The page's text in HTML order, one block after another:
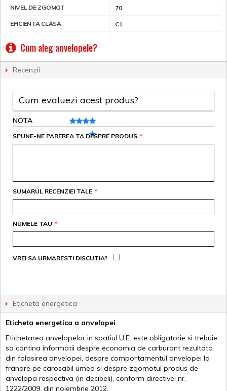
NIVEL DE ZGOMOT 70
EFICIENTA CLASA C1
Cum aleg anvelopele?
Recenzii
Cum evaluezi acest produs?
NOTA
*
SPUNE-NE PAREREA TA DESPRE PRODUS
*
SUMARUL RECENZIEI TALE
*
NUMELE TAU
VREI SA URMARESTI DISCUTIA?
Eticheta energetica
Eticheta energetica a anvelopei
Etichetarea anvelopelor in spatiul U.E. este obligatorie si trebuie
sa contina informatii despre economia de carburant rezultata
din folosirea anvelopei, despre comportamentul anvelopei la
franare pe carosabil umed si despre zgomotul produs de
anvelopa respectiva (in decibeli), conform directivei nr.
1222/2009, din noiembrie 2012.